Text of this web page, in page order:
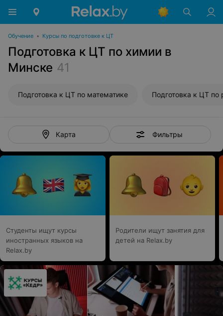
Обучение • Курсы по подготовке к ЦТ
Подготовка к ЦТ по химии в
Минске 41
Подготовка к ЦТ по математике
Карта Фильтры
Студенты ищут курсы
иностранных языков на
Relax.by
Родители ищут занятия для
детей на Relax.by